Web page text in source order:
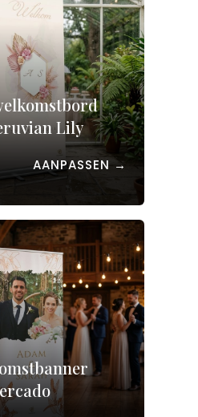
Lily
AANPASSEN →